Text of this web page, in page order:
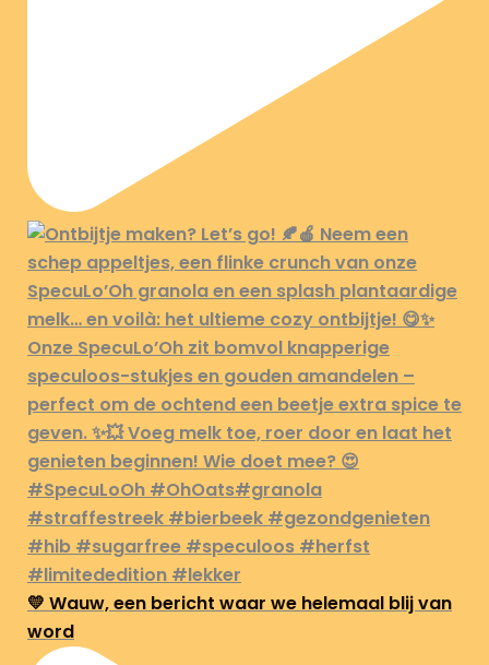
💛 Wauw, een bericht waar we helemaal blij van
word